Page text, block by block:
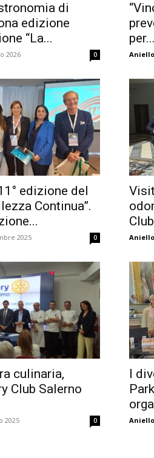
di
edizione
“La...
2026 0
per...
edizione del
Continua”.
2025 0
culinaria,
Club Salerno
2025 0
I